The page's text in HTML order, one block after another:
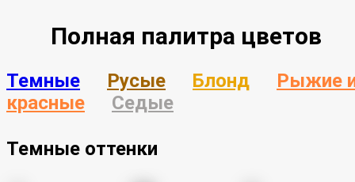
Полная палитра цветов
Темные Русые Блонд
Рыжие
красные
Седые
Темные оттенки